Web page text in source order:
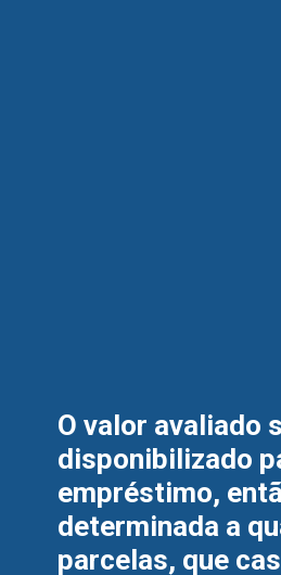
O valor avaliado
disponibilizado
empréstimo,
determinada a
parcelas, que